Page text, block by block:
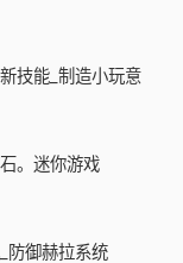
技能_制造小玩意
。迷你游戏
防御赫拉系统